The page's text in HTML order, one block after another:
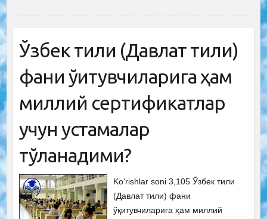
Ўзбек тили (Давлат тили)
фани ўқитувчиларига ҳам
миллий сертификатлар
учун устамалар
тўланадими?
Ko‘rishlar soni 3,105 Ўзбек тили
(Давлат тили) фани
ўқитувчиларига ҳам миллий